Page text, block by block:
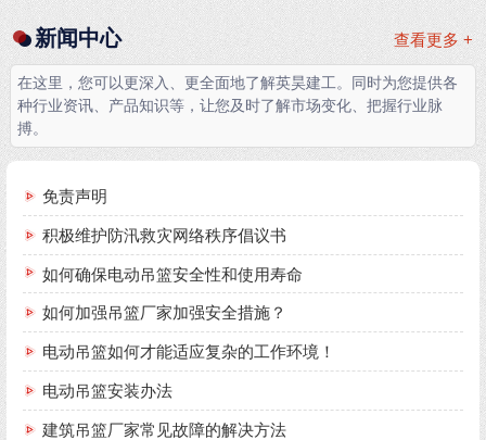
查看更多 +
新闻中心
在这里，您可以更深入、更全面地了解英昊建工。同时为您提供各
种行业资讯、产品知识等，让您及时了解市场变化、把握行业脉
搏。
免责声明
积极维护防汛救灾网络秩序倡议书
如何确保电动吊篮安全性和使用寿命
如何加强吊篮厂家加强安全措施？
电动吊篮如何才能适应复杂的工作环境！
电动吊篮安装办法
建筑吊篮厂家常见故障的解决方法